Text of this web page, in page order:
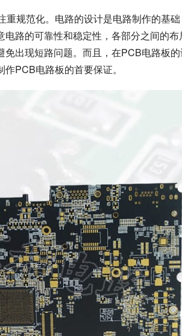
重规范化。电路的设计是电路制作的基
路的可靠性和稳定性，各部分之间的
免出现短路问题。而且，在PCB电路板
PCB电路板的首要保证。